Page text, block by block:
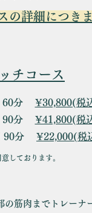
の詳細につき
チコース
60分 ¥30,800(税
90分 ¥41,800(税
90分 ¥22,000(税
しております。
の筋肉までトレーナ